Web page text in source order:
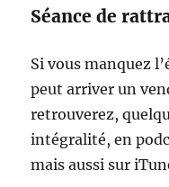
Séance de
Si vous manquez
peut arriver un
retrouverez,
intégralité, en
mais aussi sur